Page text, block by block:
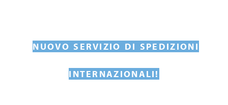
NUOVO SERVIZIO DI SPEDIZIONI
INTERNAZIONALI!